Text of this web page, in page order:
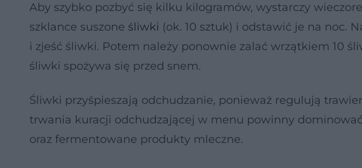
Aby szybko pozbyć się kilku kilogramów, wystarczy
szklance suszone śliwki (ok. 10 sztuk) i odstawić je na noc.
i zjeść śliwki. Potem należy ponownie zalać wrzątkiem 10
śliwki spożywa się przed snem.
Śliwki przyśpieszają odchudzanie, ponieważ regulują
trwania kuracji odchudzającej w menu powinny
oraz fermentowane produkty mleczne.